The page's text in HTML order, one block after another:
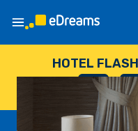
HOTEL
--
GIORNI
:
ORE